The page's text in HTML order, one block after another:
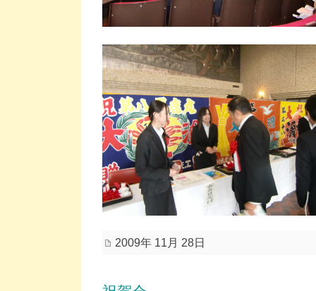
2009年 11月 28日